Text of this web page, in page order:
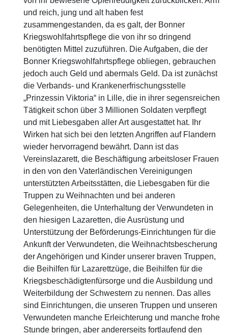
und reich, jung und alt haben fest
zusammengestanden, da es galt, der Bonner
Kriegswohlfahrtspflege die von ihr so dringend
benötigten Mittel zuzuführen. Die Aufgaben, die der
Bonner Kriegswohlfahrtspflege obliegen, gebrauchen
jedoch auch Geld und abermals Geld. Da ist zunächst
die Verbands- und Krankenerfrischungsstelle
„Prinzessin Viktoria“ in Lille, die in ihrer segensreichen
Tätigkeit schon über 3 Millionen Soldaten verpflegt
und mit Liebesgaben aller Art ausgestattet hat. Ihr
Wirken hat sich bei den letzten Angriffen auf Flandern
wieder hervorragend bewährt. Dann ist das
Vereinslazarett, die Beschäftigung arbeitsloser Frauen
in den von den Vaterländischen Vereinigungen
unterstützten Arbeitsstätten, die Liebesgaben für die
Truppen zu Weihnachten und bei anderen
Gelegenheiten, die Unterhaltung der Verwundeten in
den hiesigen Lazaretten, die Ausrüstung und
Unterstützung der Beförderungs-Einrichtungen für die
Ankunft der Verwundeten, die Weihnachtsbescherung
der Angehörigen und Kinder unserer braven Truppen,
die Beihilfen für Lazarettzüge, die Beihilfen für die
Kriegsbeschädigtenfürsorge und die Ausbildung und
Weiterbildung der Schwestern zu nennen. Das alles
sind Einrichtungen, die unseren Truppen und unseren
Verwundeten manche Erleichterung und manche frohe
Stunde bringen, aber andererseits fortlaufend den